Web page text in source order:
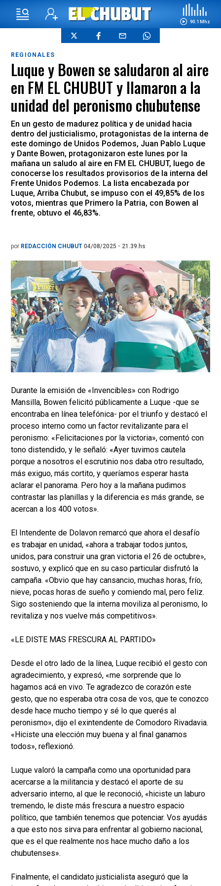
90.1 Mhz
REGIONALES
Luque y Bowen se saludaron al aire
en FM EL CHUBUT y llamaron a la
unidad del peronismo chubutense
En un gesto de madurez política y de unidad hacia
dentro del justicialismo, protagonistas de la interna de
este domingo de Unidos Podemos, Juan Pablo Luque
y Dante Bowen, protagonizaron este lunes por la
mañana un saludo al aire en FM EL CHUBUT, luego de
conocerse los resultados provisorios de la interna del
Frente Unidos Podemos. La lista encabezada por
Luque, Arriba Chubut, se impuso con el 49,85% de los
votos, mientras que Primero la Patria, con Bowen al
frente, obtuvo el 46,83%.
por REDACCIÓN CHUBUT 04/08/2025 - 21.39.hs
Durante la emisión de «Invencibles» con Rodrigo
Mansilla, Bowen felicitó públicamente a Luque -que se
encontraba en línea telefónica- por el triunfo y destacó el
proceso interno como un factor revitalizante para el
peronismo: «Felicitaciones por la victoria», comentó con
tono distendido, y le señaló: «Ayer tuvimos cautela
porque a nosotros el escrutinio nos daba otro resultado,
más exiguo, más cortito, y queríamos esperar hasta
aclarar el panorama. Pero hoy a la mañana pudimos
contrastar las planillas y la diferencia es más grande, se
acercan a los 400 votos».
El Intendente de Dolavon remarcó que ahora el desafío
es trabajar en unidad, «ahora a trabajar todos juntos,
unidos, para construir una gran victoria el 26 de octubre»,
sostuvo, y explicó que en su caso particular disfrutó la
campaña. «Obvio que hay cansancio, muchas horas, frío,
nieve, pocas horas de sueño y comiendo mal, pero feliz.
Sigo sosteniendo que la interna moviliza al peronismo, lo
revitaliza y nos vuelve más competitivos».
«LE DISTE MAS FRESCURA AL PARTIDO»
Desde el otro lado de la línea, Luque recibió el gesto con
agradecimiento, y expresó, «me sorprende que lo
hagamos acá en vivo. Te agradezco de corazón este
gesto, que no esperaba otra cosa de vos, que te conozco
desde hace mucho tiempo y sé lo que querés al
peronismo», dijo el exintendente de Comodoro Rivadavia.
«Hiciste una elección muy buena y al final ganamos
todos», reflexionó.
Luque valoró la campaña como una oportunidad para
acercarse a la militancia y destacó el aporte de su
adversario interno, al que le reconoció, «hiciste un laburo
tremendo, le diste más frescura a nuestro espacio
político, que también tenemos que potenciar. Vos ayudás
a que esto nos sirva para enfrentar al gobierno nacional,
que es el que realmente nos hace mucho daño a los
chubutenses».
Finalmente, el candidato justicialista aseguró que la